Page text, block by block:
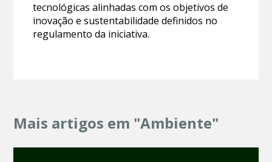
tecnológicas alinhadas com os objetivos de
inovação e sustentabilidade definidos no
regulamento da iniciativa.
Mais artigos em "Ambiente"